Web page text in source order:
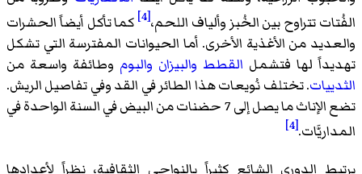
الفُتات تتراوح بين الخُبز وألياف اللحم،[4]
كما تأكل أيضاً الحشرات
والعديد من الأغذية الأخرى. أما الحيوانات المفترسة التي تشكل
تهديداً لها فتشمل القطط والبيزان والبوم وطائفة واسعة من
الثدييات. تختلف نُويعات هذا الطائر في القد وفي تفاصيل الريش.
تضع الإناث ما يصل إلى 7 حضنات من البيض في السنة الواحدة في
المداريَّات.[4]
يرتبط الدوري الشائع كثيراً بالنواحي الثقافية، نظراً لأعدادها